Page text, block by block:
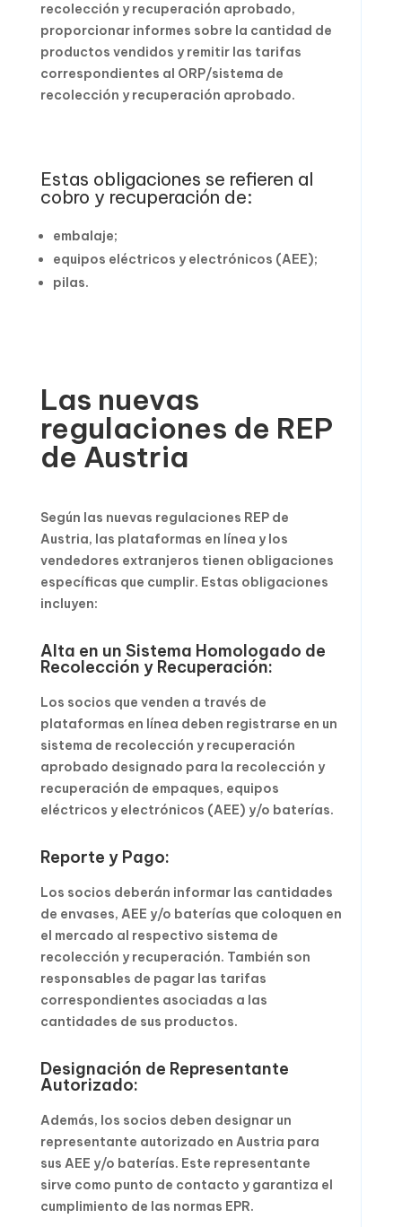
recolección y recuperación aprobado,
proporcionar informes sobre la cantidad de
productos vendidos y remitir las tarifas
correspondientes al ORP/sistema de
recolección y recuperación aprobado.
Estas obligaciones se refieren al
cobro y recuperación de:
embalaje;
equipos eléctricos y electrónicos (AEE);
pilas.
Las nuevas
regulaciones de REP
de Austria
Según las nuevas regulaciones REP de
Austria, las plataformas en línea y los
vendedores extranjeros tienen obligaciones
específicas que cumplir. Estas obligaciones
incluyen:
Alta en un Sistema Homologado de
Recolección y Recuperación:
Los socios que venden a través de
plataformas en línea deben registrarse en un
sistema de recolección y recuperación
aprobado designado para la recolección y
recuperación de empaques, equipos
eléctricos y electrónicos (AEE) y/o baterías.
Reporte y Pago:
Los socios deberán informar las cantidades
de envases, AEE y/o baterías que coloquen en
el mercado al respectivo sistema de
recolección y recuperación. También son
responsables de pagar las tarifas
correspondientes asociadas a las
cantidades de sus productos.
Designación de Representante
Autorizado:
Además, los socios deben designar un
representante autorizado en Austria para
sus AEE y/o baterías. Este representante
sirve como punto de contacto y garantiza el
cumplimiento de las normas EPR.